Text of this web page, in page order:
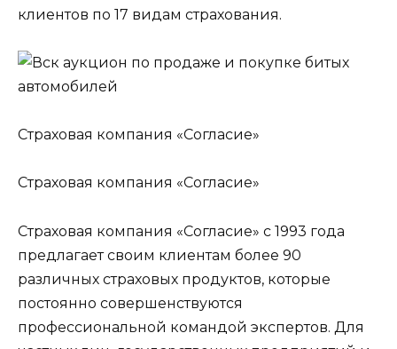
клиентов по 17 видам страхования.
Страховая компания «Согласие»
Страховая компания «Согласие»
Страховая компания «Согласие» с 1993 года
предлагает своим клиентам более 90
различных страховых продуктов, которые
постоянно совершенствуются
профессиональной командой экспертов. Для